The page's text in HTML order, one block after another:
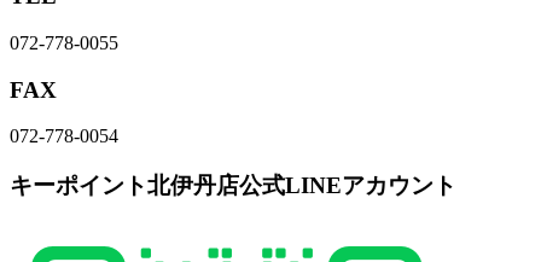
072-778-0055
FAX
072-778-0054
キーポイント北伊丹店公式LINEアカウント